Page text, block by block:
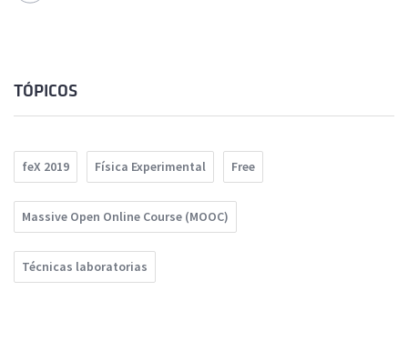
TÓPICOS
feX 2019 Física Experimental Free
Massive Open Online Course (MOOC)
Técnicas laboratorias